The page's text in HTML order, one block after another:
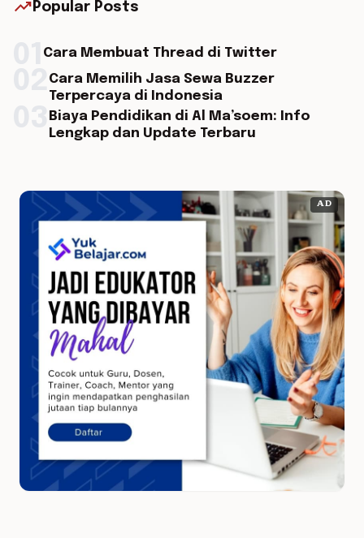
trending_up Popular Posts
Cara Membuat Thread di Twitter
Cara Memilih Jasa Sewa Buzzer
Terpercaya di Indonesia
Biaya Pendidikan di Al Ma’soem: Info
Lengkap dan Update Terbaru
AD